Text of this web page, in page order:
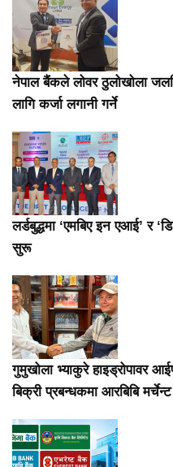
नेपाल बैंकले लोवर ठुलोखोला
लागि कर्जा लगानी गर्ने
लर्डबुद्धमा ‘एमबिए इन एआई’ र
सुरू
गुमुखोला भ्याकुरे हाइड्रोपावर
बिक्री प्रबन्धकमा आरबिबि मर्चेन्ट